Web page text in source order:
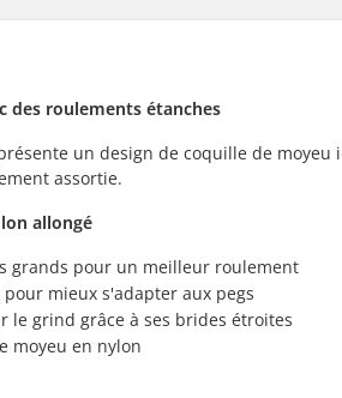
des roulements étanches
un design de coquille de
assortie.
allongé
grands pour un meilleur roulement
mieux s'adapter aux pegs
le grind grâce à ses brides étroites
moyeu en nylon